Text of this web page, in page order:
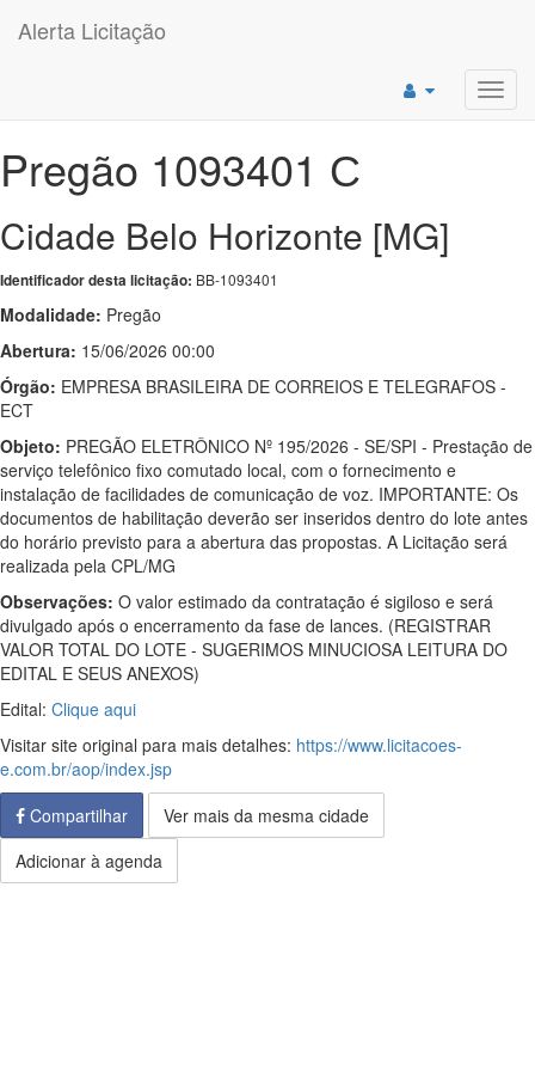
Alerta Licitação
Pregão 1093401 С
Cidade Belo Horizonte [MG]
Identificador desta licitação: BB-1093401
Modalidade: Pregão
Abertura: 15/06/2026 00:00
Órgão: EMPRESA BRASILEIRA DE CORREIOS E TELEGRAFOS -
ECT
Objeto: PREGÃO ELETRÔNICO Nº 195/2026 - SE/SPI - Prestação de
serviço telefônico fixo comutado local, com o fornecimento e
instalação de facilidades de comunicação de voz. IMPORTANTE: Os
documentos de habilitação deverão ser inseridos dentro do lote antes
do horário previsto para a abertura das propostas. A Licitação será
realizada pela CPL/MG
Observações: O valor estimado da contratação é sigiloso e será
divulgado após o encerramento da fase de lances. (REGISTRAR
VALOR TOTAL DO LOTE - SUGERIMOS MINUCIOSA LEITURA DO
EDITAL E SEUS ANEXOS)
Edital: Clique aqui
Visitar site original para mais detalhes: https://www.licitacoes-
e.com.br/aop/index.jsp
Compartilhar
Ver mais da mesma cidade
Adicionar à agenda